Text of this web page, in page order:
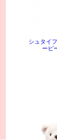
シュタイ
ーピ